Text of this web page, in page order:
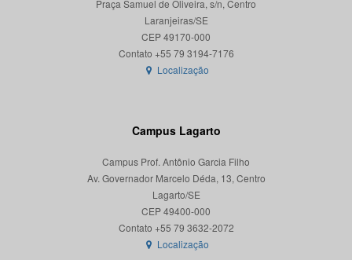
Praça Samuel de Oliveira, s/n, Centro
Laranjeiras/SE
CEP 49170-000
Localização
Campus Lagarto
Campus Prof. Antônio Garcia Filho
Av. Governador Marcelo Déda, 13, Centro
Lagarto/SE
CEP 49400-000
Localização